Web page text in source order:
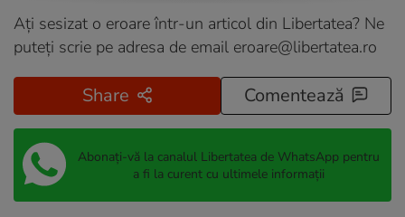
Ați sesizat o eroare într-un articol din Libertatea? Ne
puteți scrie pe adresa de email eroare@libertatea.ro
Share Comentează
Abonați-vă la canalul Libertatea de WhatsApp pentru
a fi la curent cu ultimele informații